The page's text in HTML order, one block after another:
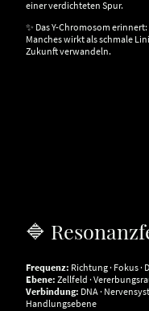
einer verdichteten Spur.
✨ Das Y-Chromosom
Manches wirkt als schmale
Zukunft verwandeln.
🔷
Frequenz: Richtung · Fokus
Ebene: Zellfeld ·
Verbindung: DNA ·
Handlungsebene